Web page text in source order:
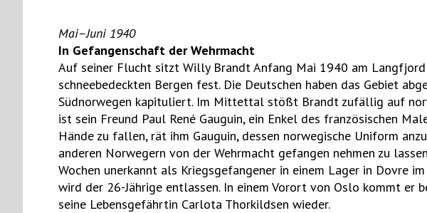
Mai–Juni 1940
In Gefangenschaft der Wehrmacht
Auf seiner Flucht sitzt Willy Brandt Anfang Mai 1940 am Langfjord
schneebedeckten Bergen fest. Die Deutschen haben das Gebiet
Südnorwegen kapituliert. Im Mittettal stößt Brandt zufällig auf
ist sein Freund Paul René Gauguin, ein Enkel des französischen
Hände zu fallen, rät ihm Gauguin, dessen norwegische Uniform
anderen Norwegern von der Wehrmacht gefangen nehmen zu
Wochen unerkannt als Kriegsgefangener in einem Lager in Dovre
wird der 26-Jährige entlassen. In einem Vorort von Oslo kommt er
seine Lebensgefährtin Carlota Thorkildsen wieder.